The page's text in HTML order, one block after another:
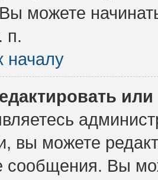
можете
п.
началу
вы можете
сообщения. Вы